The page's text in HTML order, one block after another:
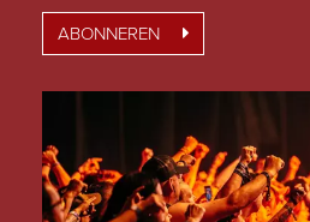
ABONNEREN